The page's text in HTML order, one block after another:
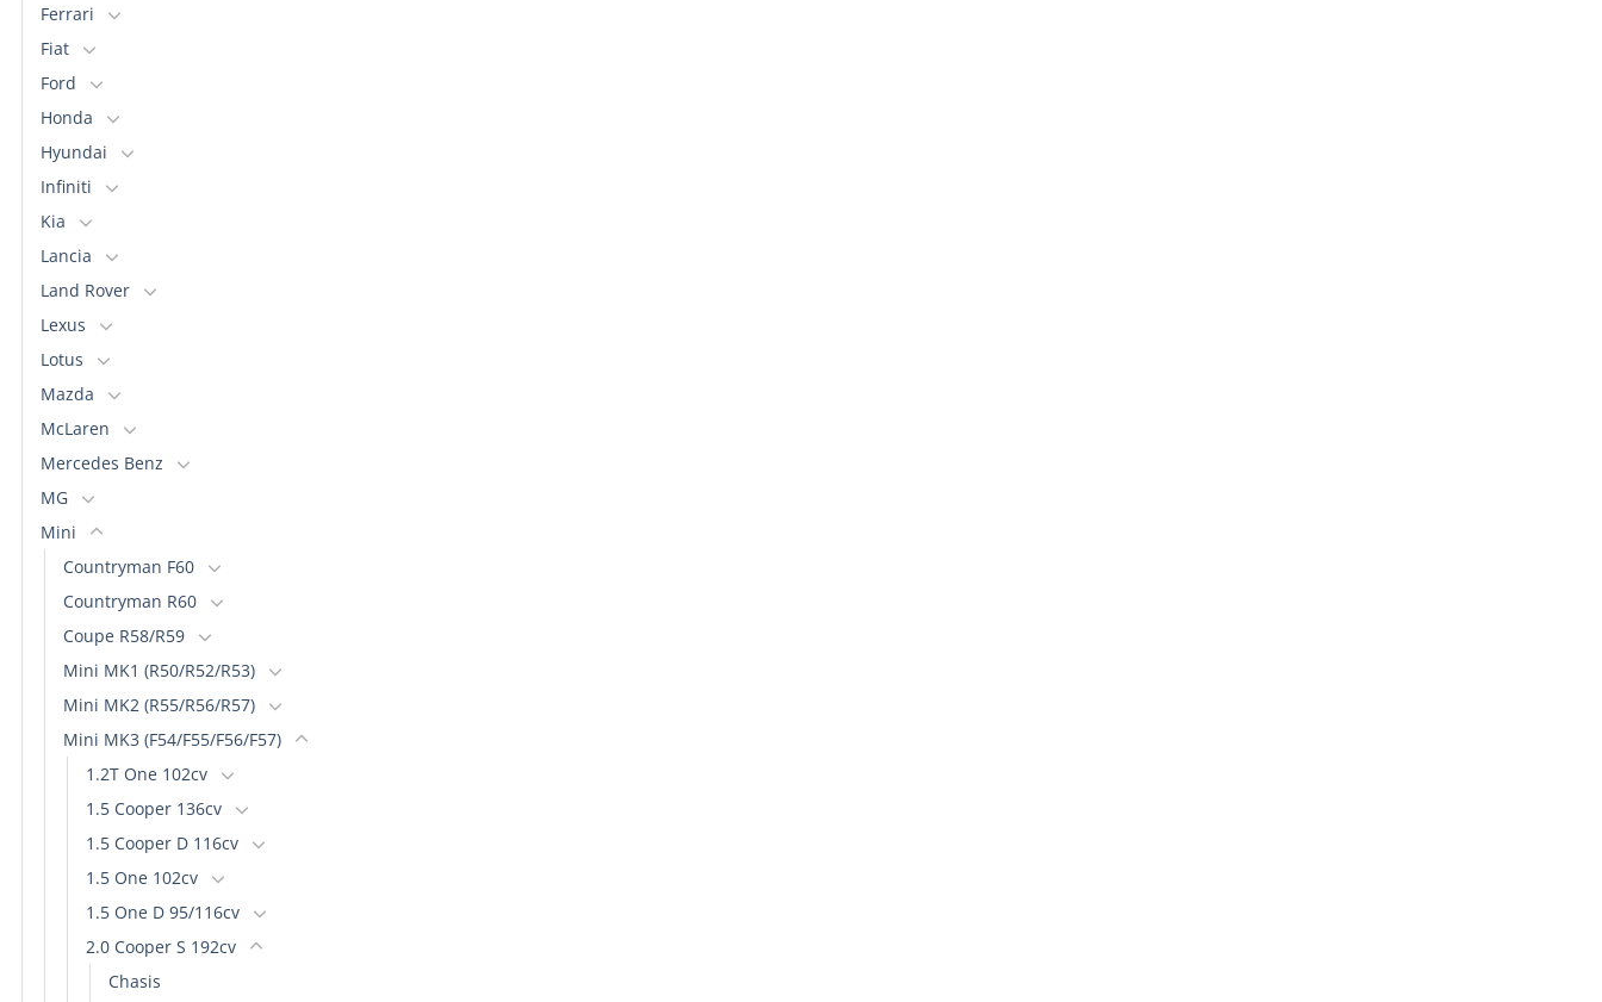
Ferrari
Fiat
Ford
Honda
Hyundai
Infiniti
Kia
Lancia
Land Rover
Lexus
Lotus
Mazda
McLaren
Mercedes Benz
MG
Mini
Countryman F60
Countryman R60
Coupe R58/R59
Mini MK1 (R50/R52/R53)
Mini MK2 (R55/R56/R57)
Mini MK3 (F54/F55/F56/F57)
1.2T One 102cv
1.5 Cooper 136cv
1.5 Cooper D 116cv
1.5 One 102cv
1.5 One D 95/116cv
2.0 Cooper S 192cv
Chasis